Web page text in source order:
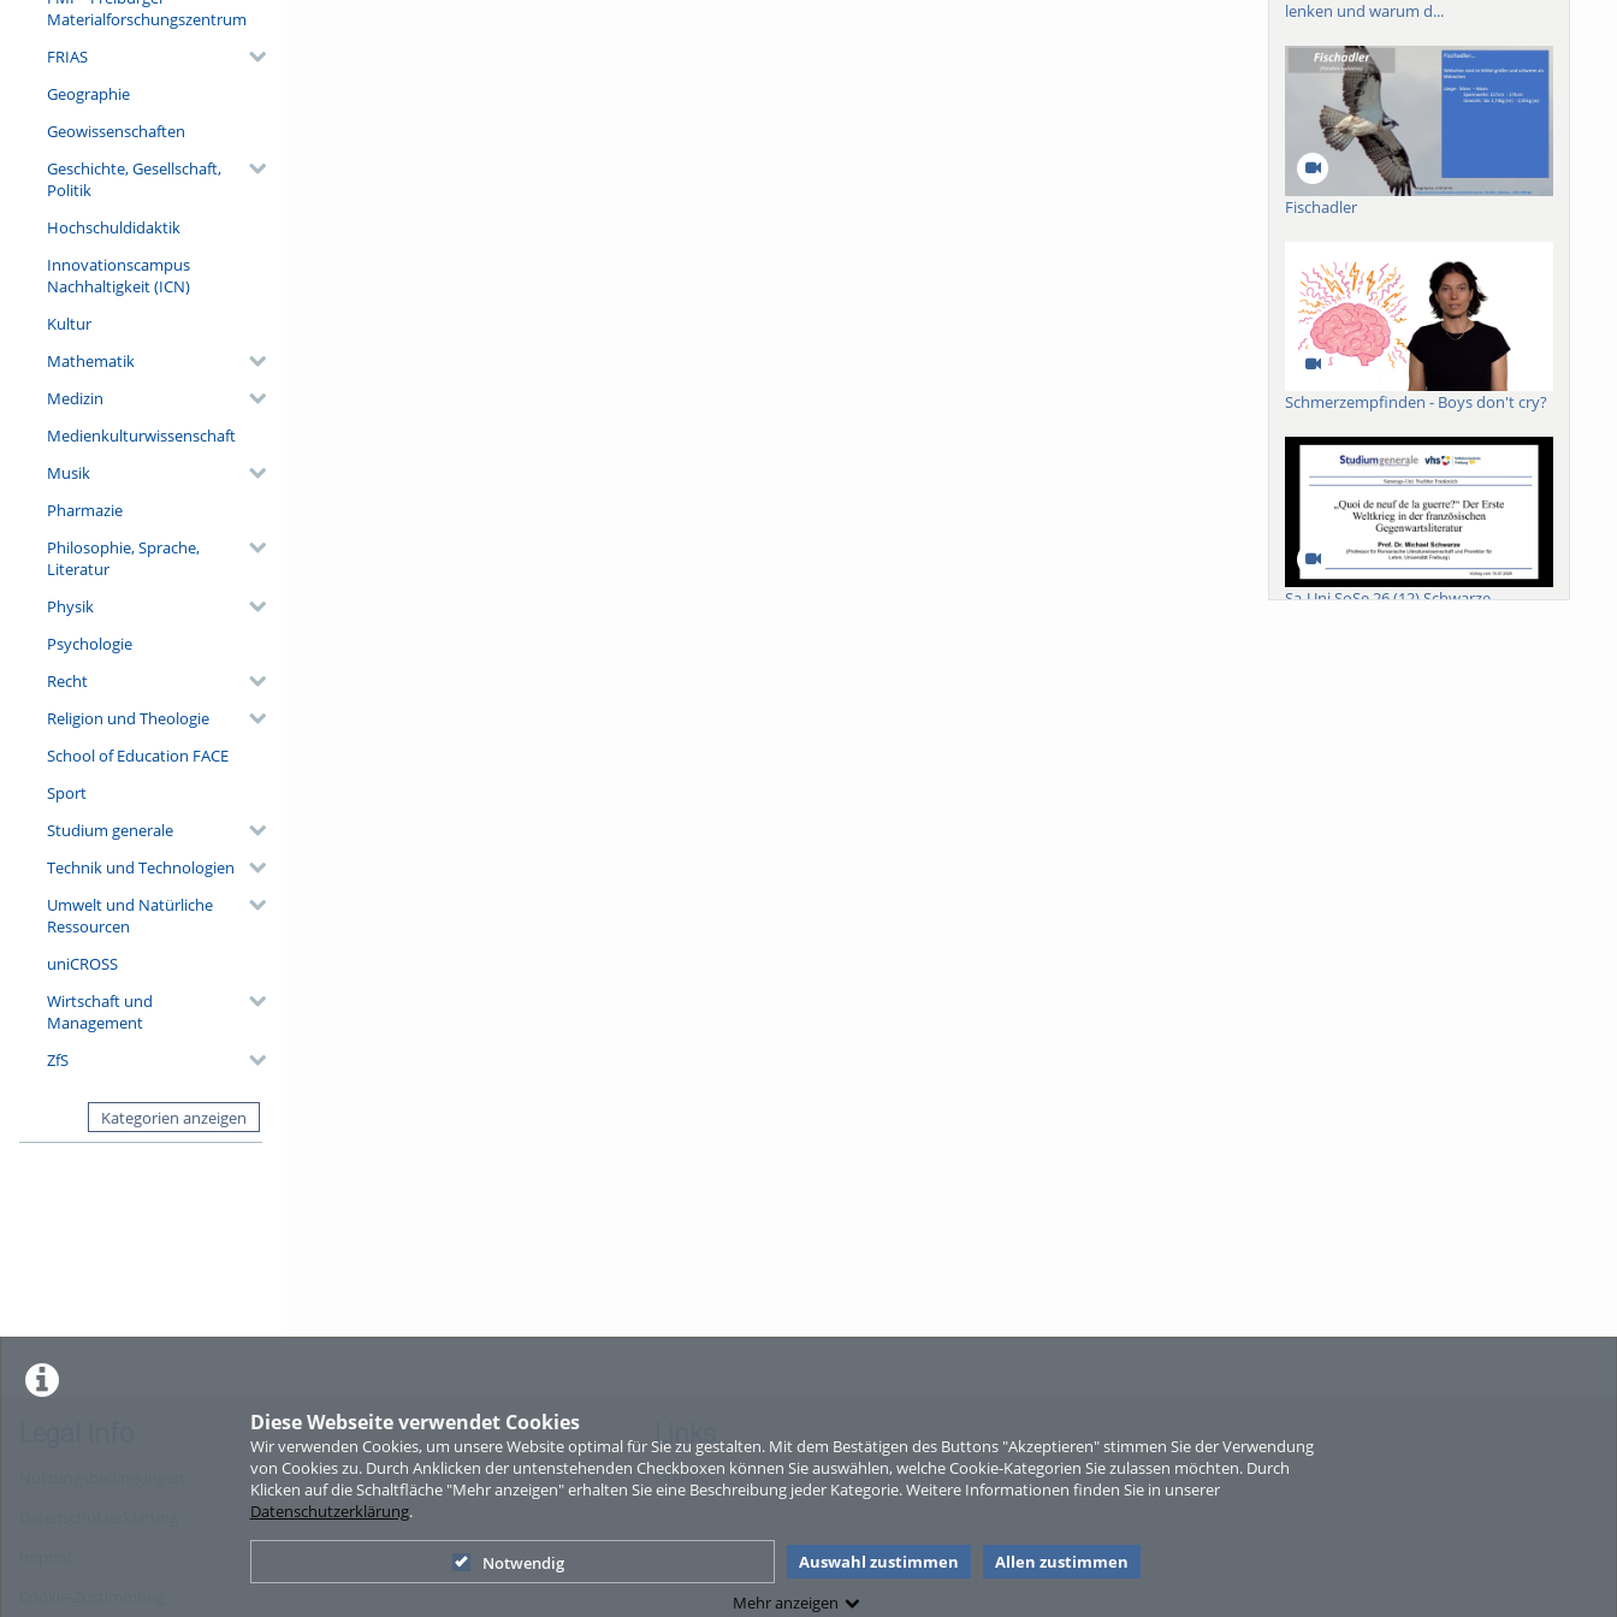
Diese Webseite verwendet Cookies
Wir verwenden Cookies, um unsere Website optimal für Sie zu gestalten. Mit dem Bestätigen des Buttons "Akzeptieren" stimmen Sie der Verwendung
von Cookies zu. Durch Anklicken der untenstehenden Checkboxen können Sie auswählen, welche Cookie-Kategorien Sie zulassen möchten. Durch
Klicken auf die Schaltfläche "Mehr anzeigen" erhalten Sie eine Beschreibung jeder Kategorie. Weitere Informationen finden Sie in unserer
Datenschutzerklärung.
Notwendig Auswahl zustimmen
Allen zustimmen
Mehr anzeigen
Materialforschungszentrum
FRIAS
Geographie
Geowissenschaften
Geschichte, Gesellschaft,
Politik
Hochschuldidaktik
Innovationscampus
Nachhaltigkeit (ICN)
Kultur
Mathematik
Medizin
Medienkulturwissenschaft
Musik
Pharmazie
Philosophie, Sprache,
Literatur
Physik
Psychologie
Recht
Religion und Theologie
School of Education FACE
Sport
Studium generale
Technik und Technologien
Umwelt und Natürliche
Ressourcen
uniCROSS
Wirtschaft und
Management
ZfS
Kategorien anzeigen
lenken und warum d...
Fischadler
Schmerzempfinden - Boys don't cry?
Sa-Uni SoSe 26 (12) Schwarze
Sperber
Links
Sitemap